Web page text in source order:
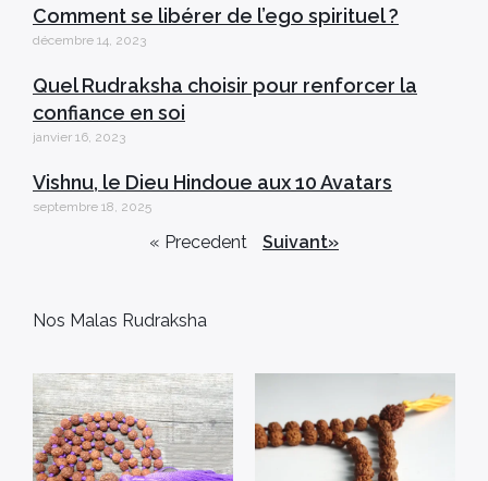
Comment se libérer de l’ego spirituel ?
décembre 14, 2023
Quel Rudraksha choisir pour renforcer la
confiance en soi
janvier 16, 2023
Vishnu, le Dieu Hindoue aux 10 Avatars
septembre 18, 2025
« Precedent Suivant»
Nos Malas Rudraksha